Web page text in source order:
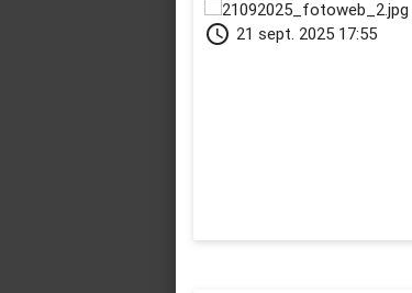
schedule 21 sept. 2025 17:55